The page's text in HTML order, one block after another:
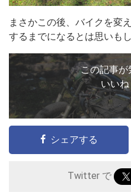
まさかこの後、バイクを変
するまでになるとは思いも
この記事が
いい
シェアする
Twitter で